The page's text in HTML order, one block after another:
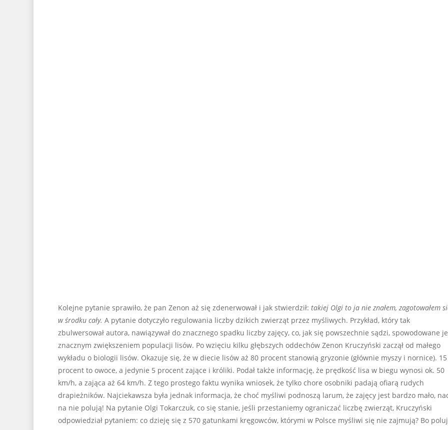
Kolejne pytanie sprawiło, że pan Zenon aż się zdenerwował i jak stwierdził: takiej Olgi to ja nie znałem, zagotowałem
w środku cały. A pytanie dotyczyło regulowania liczby dzikich zwierząt przez myśliwych. Przykład, który tak
zbulwersował autora, nawiązywał do znacznego spadku liczby zajęcy, co, jak się powszechnie sądzi, spowodowane
znacznym zwiększeniem populacji lisów. Po wzięciu kilku głębszych oddechów Zenon Kruczyński zaczął od małego
wykładu o biologii lisów. Okazuje się, że w diecie lisów aż 80 procent stanowią gryzonie (głównie myszy i nornice). 15
procent to owoce, a jedynie 5 procent zające i króliki. Podał także informację, że prędkość lisa w biegu wynosi ok. 50
km/h, a zająca aż 64 km/h. Z tego prostego faktu wynika wniosek, że tylko chore osobniki padają ofiarą rudych
drapieżników. Najciekawsza była jednak informacja, że choć myśliwi podnoszą larum, że zajęcy jest bardzo mało,
na nie polują! Na pytanie Olgi Tokarczuk, co się stanie, jeśli przestaniemy ograniczać liczbę zwierząt, Kruczyński
odpowiedział pytaniem: co dzieję się z 570 gatunkami kręgowców, którymi w Polsce myśliwi się nie zajmują? Bo